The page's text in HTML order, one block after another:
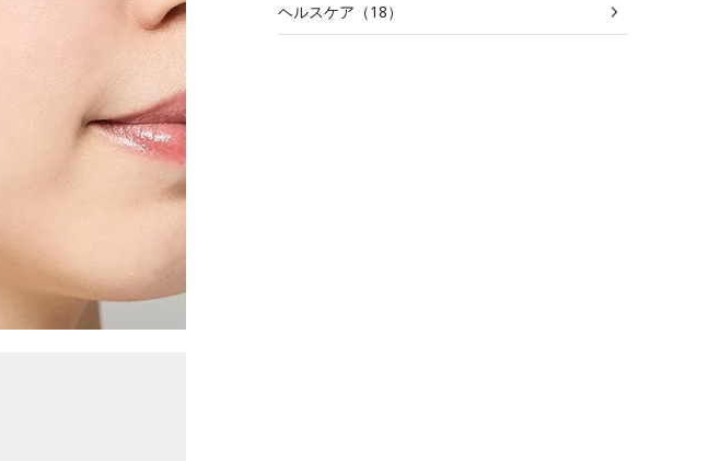
ヘルスケア（18）